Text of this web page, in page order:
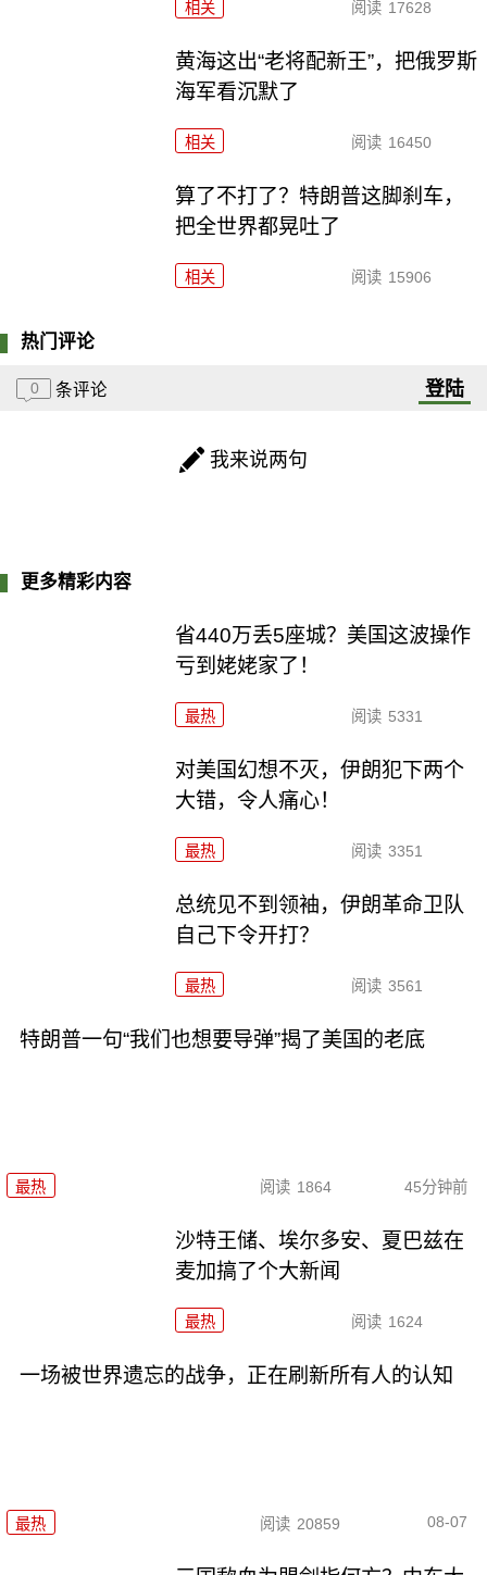
相关 阅读 17628
黄海这出“老将配新王”，把俄罗斯
海军看沉默了
相关 阅读 16450
算了不打了？特朗普这脚刹车，
把全世界都晃吐了
相关 阅读 15906
热门评论
0 条评论 登陆
我来说两句
更多精彩内容
省440万丢5座城？美国这波操作
亏到姥姥家了！
最热 阅读 5331
对美国幻想不灭，伊朗犯下两个
大错，令人痛心！
最热 阅读 3351
总统见不到领袖，伊朗革命卫队
自己下令开打？
最热 阅读 3561
特朗普一句“我们也想要导弹”揭了美国的老底
最热 阅读 1864 45分钟前
沙特王储、埃尔多安、夏巴兹在
麦加搞了个大新闻
最热 阅读 1624
一场被世界遗忘的战争，正在刷新所有人的认知
最热 阅读 20859 08-07